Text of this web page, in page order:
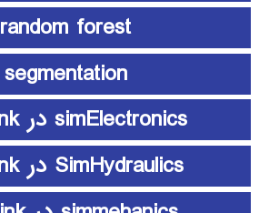
random forest
segmentation
simElectronics در Simulink
SimHydraulics در simulink